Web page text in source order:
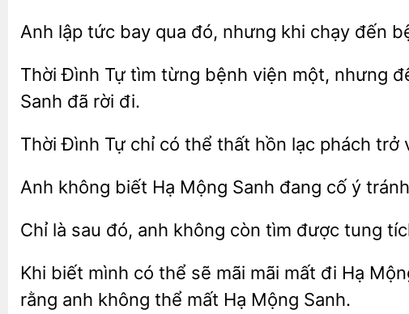
Anh lập tức bay qua nhưng khi chạy
Thời Đình Tự tìm bệnh viện một, nhưng
Sanh đã rời đi.
Thời Tự chỉ có hồn lạc phách trở
Anh không Hạ Mộng Sanh đang cố ý tránh
Chỉ sau đó, anh không còn được tung
Khi
mình có thể sẽ mãi mãi mất đi Hạ
không thể mất Hạ Mộng Sanh.